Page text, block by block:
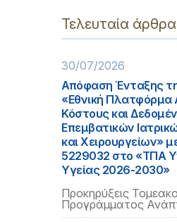
Τελευταία άρθρα
30/07/2026
Απόφαση Ένταξης
«Εθνική Πλατφόρμα
Κόστους και
Επεμβατικών
και Χειρουργείων»
5229032 στο «ΤΠΑ
Υγείας 2026-2030»
Προκηρύξεις
Προγράμματος